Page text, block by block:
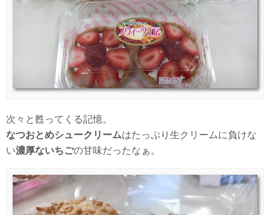
次々と甦ってくる記憶。
なつおとめシュークリームはたっぷり生クリームに負けな
い濃厚ないちごの甘味だったなぁ。